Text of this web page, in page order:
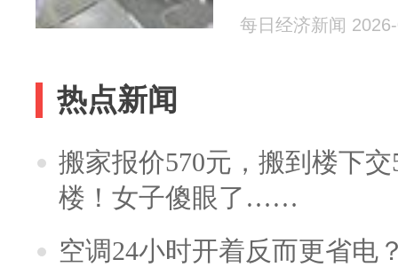
每日经济新闻
热点新闻
搬家报价570元，搬到楼下
楼！女子傻眼了……
空调24小时开着反而更省电